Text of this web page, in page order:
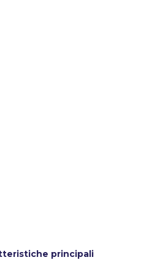
principali